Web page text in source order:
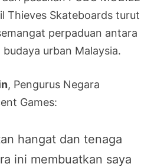
Thieves Skateboards turut
perpaduan antara
urban Malaysia.
, Pengurus Negara
Games:
hangat dan tenaga
ini membuatkan saya